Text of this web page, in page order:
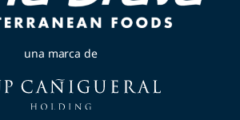
una marca de